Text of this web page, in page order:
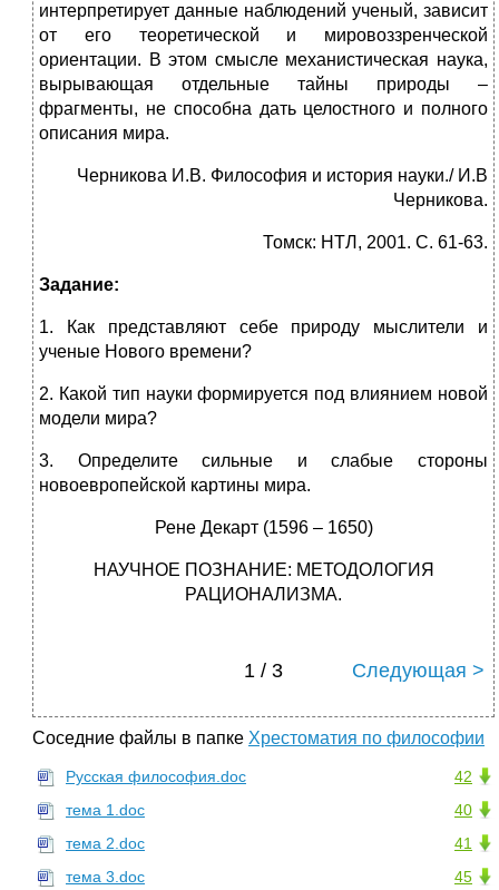
интерпретирует данные наблюдений ученый, зависит
от его теоретической и мировоззренческой
ориентации. В этом смысле механистическая наука,
вырывающая отдельные тайны природы –
фрагменты, не способна дать целостного и полного
описания мира.
Черникова И.В. Философия и история науки./ И.В
Черникова.
Томск: НТЛ, 2001. С. 61-63.
Задание:
1. Как представляют себе природу мыслители и
ученые Нового времени?
2. Какой тип науки формируется под влиянием новой
модели мира?
3. Определите сильные и слабые стороны
новоевропейской картины мира.
Рене Декарт (1596 – 1650)
НАУЧНОЕ ПОЗНАНИЕ: МЕТОДОЛОГИЯ
РАЦИОНАЛИЗМА.
1 / 3 Следующая >
Соседние файлы в папке Хрестоматия по философии
42
Русская философия.doc
40
тема 1.doc
41
тема 2.doc
45
тема 3.doc